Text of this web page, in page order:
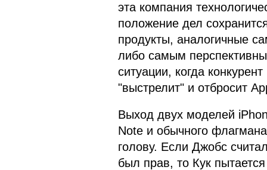
эта компания
положение дел
продукты, аналогичные
либо самым
ситуации, когда
"выстрелит" и отбросит
Выход двух моделей
Note и обычного
голову. Если Джобс
был прав, то Кук